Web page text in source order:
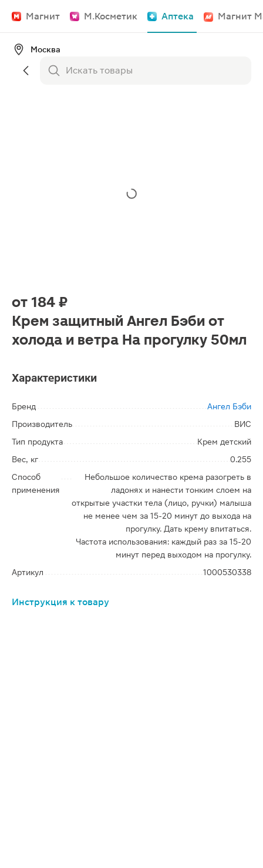
Магнит М.Косметик Аптека Магнит
Москва
от 184 ₽
Крем защитный Ангел Бэби от
холода и ветра На прогулку 50мл
Характеристики
Бренд
Ангел Бэби
Производитель
ВИС
Тип продукта
Крем детский
Вес, кг
0.255
Способ
применения
Небольшое количество крема разогреть в
ладонях и нанести тонким слоем на
открытые участки тела (лицо, ручки) малыша
не менее чем за 15-20 минут до выхода на
прогулку. Дать крему впитаться.
Частота использования: каждый раз за 15-20
минут перед выходом на прогулку.
Артикул
1000530338
Инструкция к товару